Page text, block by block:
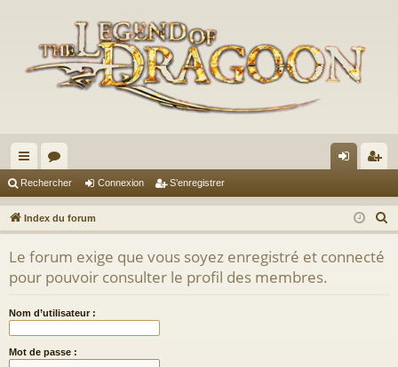
cc
ès
ra
pi
or
u
m
s
ne
xi
on
nr
eg
ist
Rechercher Connexion S’enregistrer
Index du forum
e
Le forum exige que vous soyez enregistré et connecté
pour pouvoir consulter le profil des membres.
Nom d’utilisateur :
Mot de passe :